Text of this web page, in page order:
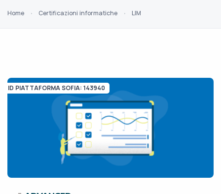
Home Certificazioni informatiche LIM
ID PIATTAFORMA SOFIA: 143940